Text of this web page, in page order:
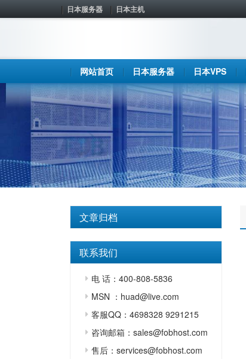
日本服务器 日本主机
网站首页 日本服务器 日本VPS
文章归档
联系我们
电 话：400-808-5836
MSN ：huad@live.com
客服QQ：4698328 9291215
咨询邮箱：sales@fobhost.com
售后：services@fobhost.com